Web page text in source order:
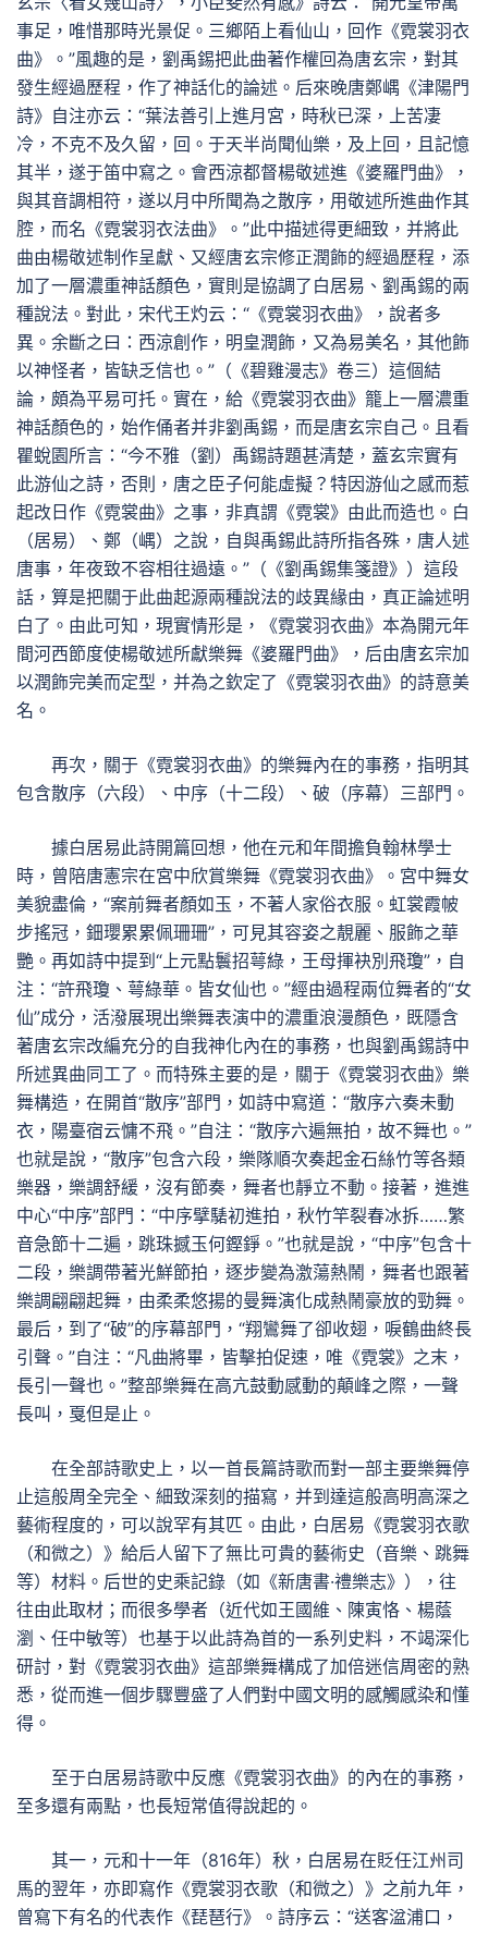
事足，唯惜那時光景促。三鄉陌上看仙山，回作《霓裳羽衣
曲》。”風趣的是，劉禹錫把此曲著作權回為唐玄宗，對其
發生經過歷程，作了神話化的論述。后來晚唐鄭嵎《津陽門
詩》自注亦云：“葉法善引上進月宮，時秋已深，上苦凄
冷，不克不及久留，回。于天半尚聞仙樂，及上回，且記憶
其半，遂于笛中寫之。會西涼都督楊敬述進《婆羅門曲》，
與其音調相符，遂以月中所聞為之散序，用敬述所進曲作其
腔，而名《霓裳羽衣法曲》。”此中描述得更細致，并將此
曲由楊敬述制作呈獻、又經唐玄宗修正潤飾的經過歷程，添
加了一層濃重神話顏色，實則是協調了白居易、劉禹錫的兩
種說法。對此，宋代王灼云：“《霓裳羽衣曲》，說者多
異。余斷之曰：西涼創作，明皇潤飾，又為易美名，其他飾
以神怪者，皆缺乏信也。”（《碧雞漫志》卷三）這個結
論，頗為平易可托。實在，給《霓裳羽衣曲》籠上一層濃重
神話顏色的，始作俑者并非劉禹錫，而是唐玄宗自己。且看
瞿蛻園所言：“今不雅（劉）禹錫詩題甚清楚，蓋玄宗實有
此游仙之詩，否則，唐之臣子何能虛擬？特因游仙之感而惹
起改日作《霓裳曲》之事，非真謂《霓裳》由此而造也。白
（居易）、鄭（嵎）之說，自與禹錫此詩所指各殊，唐人述
唐事，年夜致不容相往過遠。”（《劉禹錫集箋證》）這段
話，算是把關于此曲起源兩種說法的歧異緣由，真正論述明
白了。由此可知，現實情形是，《霓裳羽衣曲》本為開元年
間河西節度使楊敬述所獻樂舞《婆羅門曲》，后由唐玄宗加
以潤飾完美而定型，并為之欽定了《霓裳羽衣曲》的詩意美
名。
再次，關于《霓裳羽衣曲》的樂舞內在的事務，指明其
包含散序（六段）、中序（十二段）、破（序幕）三部門。
據白居易此詩開篇回想，他在元和年間擔負翰林學士
時，曾陪唐憲宗在宮中欣賞樂舞《霓裳羽衣曲》。宮中舞女
美貌盡倫，“案前舞者顏如玉，不著人家俗衣服。虹裳霞帔
步搖冠，鈿瓔累累佩珊珊”，可見其容姿之靚麗、服飾之華
艷。再如詩中提到“上元點鬟招萼綠，王母揮袂別飛瓊”，自
注：“許飛瓊、萼綠華。皆女仙也。”經由過程兩位舞者的“女
仙”成分，活潑展現出樂舞表演中的濃重浪漫顏色，既隱含
著唐玄宗改編充分的自我神化內在的事務，也與劉禹錫詩中
所述異曲同工了。而特殊主要的是，關于《霓裳羽衣曲》樂
舞構造，在開首“散序”部門，如詩中寫道：“散序六奏未動
衣，陽臺宿云慵不飛。”自注：“散序六遍無拍，故不舞也。”
也就是說，“散序”包含六段，樂隊順次奏起金石絲竹等各類
樂器，樂調舒緩，沒有節奏，舞者也靜立不動。接著，進進
中心“中序”部門：“中序擘騞初進拍，秋竹竿裂春冰拆……繁
音急節十二遍，跳珠撼玉何鏗錚。”也就是說，“中序”包含十
二段，樂調帶著光鮮節拍，逐步變為激蕩熱鬧，舞者也跟著
樂調翩翩起舞，由柔柔悠揚的曼舞演化成熱鬧豪放的勁舞。
最后，到了“破”的序幕部門，“翔鸞舞了卻收翅，唳鶴曲終長
引聲。”自注：“凡曲將畢，皆擊拍促速，唯《霓裳》之末，
長引一聲也。”整部樂舞在高亢鼓動感動的顛峰之際，一聲
長叫，戛但是止。
在全部詩歌史上，以一首長篇詩歌而對一部主要樂舞停
止這般周全完全、細致深刻的描寫，并到達這般高明高深之
藝術程度的，可以說罕有其匹。由此，白居易《霓裳羽衣歌
（和微之）》給后人留下了無比可貴的藝術史（音樂、跳舞
等）材料。后世的史乘記錄（如《新唐書·禮樂志》），往
往由此取材；而很多學者（近代如王國維、陳寅恪、楊蔭
瀏、任中敏等）也基于以此詩為首的一系列史料，不竭深化
研討，對《霓裳羽衣曲》這部樂舞構成了加倍迷信周密的熟
悉，從而進一個步驟豐盛了人們對中國文明的感觸感染和懂
得。
至于白居易詩歌中反應《霓裳羽衣曲》的內在的事務，
至多還有兩點，也長短常值得說起的。
其一，元和十一年（816年）秋，白居易在貶任江州司
馬的翌年，亦即寫作《霓裳羽衣歌（和微之）》之前九年，
曾寫下有名的代表作《琵琶行》。詩序云：“送客湓浦口，